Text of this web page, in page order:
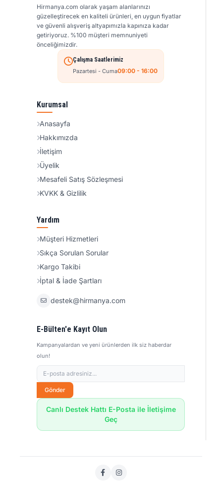
Hirmanya.com olarak yaşam alanlarınızı
güzelleştirecek en kaliteli ürünleri, en uygun fiyatlar
ve güvenli alışveriş altyapımızla kapınıza kadar
getiriyoruz. %100 müşteri memnuniyeti
önceliğimizdir.
Çalışma Saatlerimiz
Pazartesi - Cuma09:00 - 16:00
Kurumsal
Anasayfa
Hakkımızda
İletişim
Üyelik
Mesafeli Satış Sözleşmesi
KVKK & Gizlilik
Yardım
Müşteri Hizmetleri
Sıkça Sorulan Sorular
Kargo Takibi
İptal & İade Şartları
destek@hirmanya.com
E-Bülten'e Kayıt Olun
Kampanyalardan ve yeni ürünlerden ilk siz haberdar
olun!
Gönder
Canlı Destek Hattı E-Posta ile İletişime
Geç